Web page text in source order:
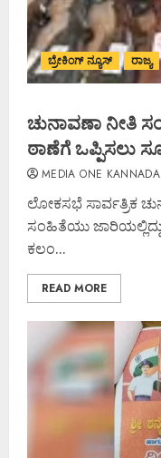
ಬ್ರೇಕಿಂಗ್ ನ್ಯೂಸ್ ರಾಜ್ಯ
ಚುನಾವಣಾ ನೀತಿ
ಠಾಣೆಗೆ ಒಪ್ಪಿಸಲು
MEDIA ONE KANNADA
ಲೋಕಸಭೆ ಸಾರ್ವತ್ರಿಕ
ಸಂಹಿತೆಯು
ಕಲಂ...
READ MORE